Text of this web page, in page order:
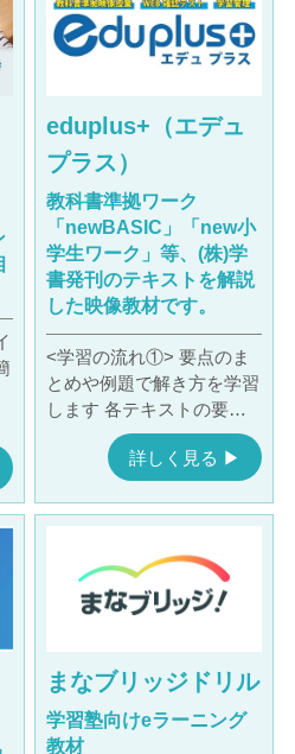
eduplus+（エデュ
プラス）
教科書準拠ワーク
「newBASIC」「new小
学生ワーク」等、(株)学
書発刊のテキストを解説
した映像教材です。
<学習の流れ①> 要点のま
とめや例題で解き方を学習
します 各テキストの要…
詳しく見る ▶︎
まなブリッジドリル
学習塾向けeラーニング
教材